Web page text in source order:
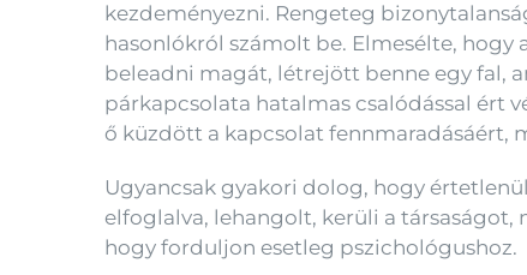
kezdeményezni. Rengeteg
hasonlókról számolt be. Elmesélte,
beleadni magát, létrejött benne egy fal,
párkapcsolata hatalmas csalódással ért
ő küzdött a kapcsolat fennmaradásáért,
Ugyancsak gyakori dolog, hogy
elfoglalva, lehangolt, kerüli a társaságot,
hogy forduljon esetleg pszichológushoz.